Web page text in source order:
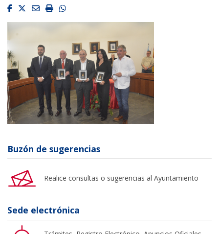
Facebook
Twitter
EmailImprimirWhatsapp
Buzón de sugerencias
Realice consultas o sugerencias al Ayuntamiento
Sede electrónica